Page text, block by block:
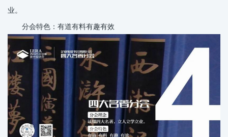
业。
分会特色：有道有料有趣有效